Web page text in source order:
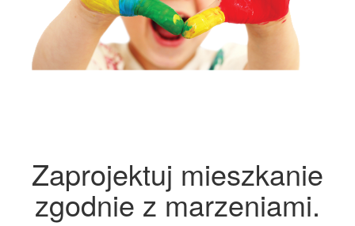
Hurtownie
Kredyty, Leasing
Oferty Pracy
Remonty, Elektryk, Hydraulik
Materiały Budowlane
Zaprojektuj mieszkanie
zgodnie z marzeniami.